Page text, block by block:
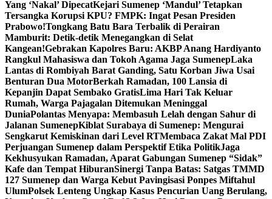
Yang ‘Nakal’ DipecatKejari Sumenep ‘Mandul’ Tetapkan
Tersangka Korupsi KPU? FMPK: Ingat Pesan Presiden
Prabowo!Tongkang Batu Bara Terbalik di Perairan
Mamburit: Detik-detik Menegangkan di Selat
Kangean!Gebrakan Kapolres Baru: AKBP Anang Hardiyanto
Rangkul Mahasiswa dan Tokoh Agama Jaga SumenepLaka
Lantas di Rombiyah Barat Ganding, Satu Korban Jiwa Usai
Benturan Dua MotorBerkah Ramadan, 100 Lansia di
Kepanjin Dapat Sembako GratisLima Hari Tak Keluar
Rumah, Warga Pajagalan Ditemukan Meninggal
DuniaPolantas Menyapa: Membasuh Lelah dengan Sahur di
Jalanan SumenepKiblat Surabaya di Sumenep: Mengurai
Sengkarut Kemiskinan dari Level RTMembaca Zakat Mal PDI
Perjuangan Sumenep dalam Perspektif Etika PolitikJaga
Kekhusyukan Ramadan, Aparat Gabungan Sumenep “Sidak”
Kafe dan Tempat HiburanSinergi Tanpa Batas: Satgas TMMD
127 Sumenep dan Warga Kebut Pavingisasi Ponpes Miftahul
UlumPolsek Lenteng Ungkap Kasus Pencurian Uang Berulang,